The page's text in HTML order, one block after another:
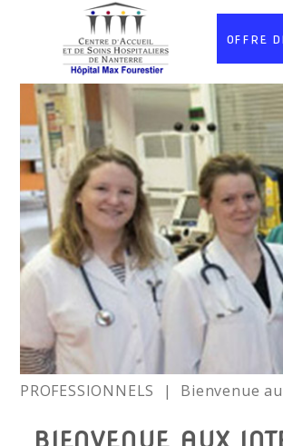
OFFRE
PROFESSIONNELS | Bienvenue
BIENVENUE AUX